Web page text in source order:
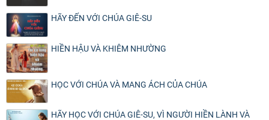
HÃY ĐẾN VỚI CHÚA GIÊ-SU
HIỀN HẬU VÀ KHIÊM NHƯỜNG
HỌC VỚI CHÚA VÀ MANG ÁCH CỦA CHÚA
HÃY HỌC VỚI CHÚA GIÊ-SU, VÌ NGƯỜI HIỀN LÀNH VÀ